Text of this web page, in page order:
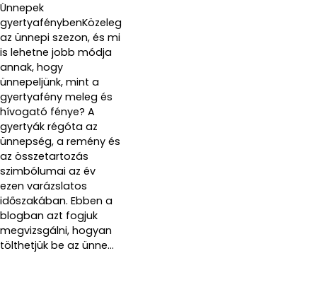
Ünnepek
gyertyafénybenKözeleg
az ünnepi szezon, és mi
is lehetne jobb módja
annak, hogy
ünnepeljünk, mint a
gyertyafény meleg és
hívogató fénye? A
gyertyák régóta az
ünnepség, a remény és
az összetartozás
szimbólumai az év
ezen varázslatos
időszakában. Ebben a
blogban azt fogjuk
megvizsgálni, hogyan
tölthetjük be az ünne...